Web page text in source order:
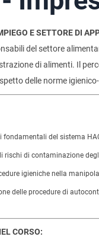
E SETTORE DI
del settore
di alimenti. Il
delle norme
fondamentali del sistema
rischi di contaminazione
igieniche nella
delle procedure di
CORSO: